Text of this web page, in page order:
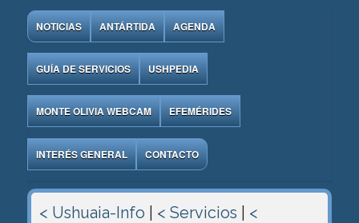
NOTICIAS ANTÁRTIDA AGENDA
GUÍA DE SERVICIOS USHPEDIA
MONTE OLIVIA WEBCAM EFEMÉRIDES
INTERÉS GENERAL CONTACTO
< Ushuaia-Info < Servicios
<